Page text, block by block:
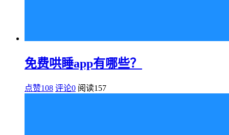
免费哄睡app有哪些？
点赞108 评论0 阅读157